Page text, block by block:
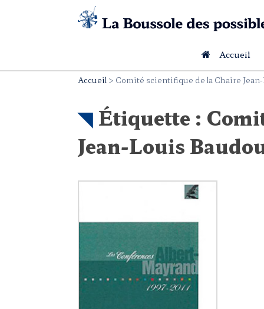
Accueil
Accueil > Comité scientifique de la Chaire
Étiquette :
Jean-Louis